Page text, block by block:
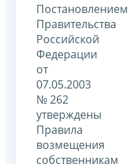
Постановлением
Правительства
Российской
Федерации
от
07.05.2003
№ 262
утверждены
Правила
возмещения
собственникам